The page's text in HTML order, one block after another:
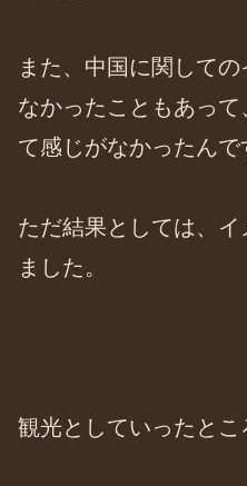
また、中国に関して
なかったこともあっ
て感じがなかったんで
ただ結果としては、
ました。
観光としていったとこ